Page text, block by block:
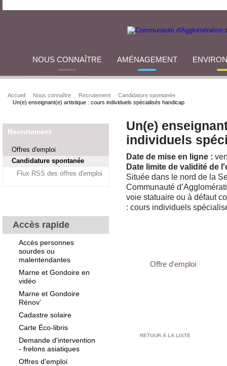
NOUS CONNAÎTRE AMÉNAGEMENT
Accueil Nous connaître Recrutement
Candidature spontanée
Un(e) enseignant(e) artistique : cours individuels spécialisés handicap
Recrutement
Offres d'emploi
Candidature spontanée
Flux RSS des offres d'emploi
Accès rapide
Accès personnes
sourdes ou
malentendantes
Marne et Gondoire en
vidéo
Marne et Gondoire
Rénov’
Cadastre solaire
Carte Éco-libris
Demande d'intervention
- frelons asiatiques
Offres d'emploi
Un(e)
individuels
Date de mise en ligne :
Date limite de validité de
Située dans le nord de la
Communauté
voie statuaire ou à défaut
: cours individuels
Offre d'emploi
RETOUR À LA LISTE